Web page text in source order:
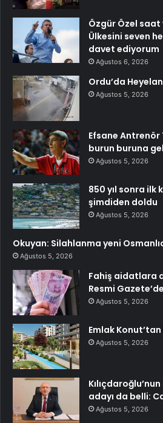
Özgür Özel saat
Ülkesini seven
davet ediyorum
Ağustos 6, 2026
Ordu’da
Ağustos 5, 2026
Efsane
burun buruna
Ağustos 5, 2026
850 yıl sonra ilk
şimdiden doldu
Ağustos 5, 2026
Okuyan: Silahlanma yeni
Ağustos 5, 2026
Fahiş aidatlara
Resmi
Ağustos 5, 2026
Emlak Konut’tan
Ağustos 5, 2026
adayı da belli:
Ağustos 5, 2026